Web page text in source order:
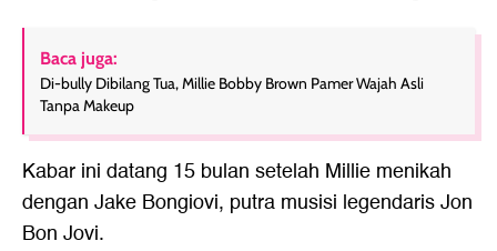
Baca juga:
Di-bully Dibilang Tua, Millie Bobby Brown Pamer Wajah Asli
Tanpa Makeup
Kabar ini datang 15 bulan setelah Millie menikah
dengan Jake Bongiovi, putra musisi legendaris Jon
Bon Jovi.